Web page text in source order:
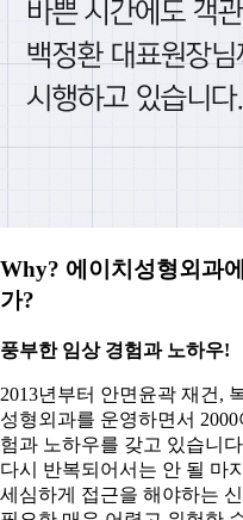
Why? 에이치성형외과
가?
풍부한 임상 경험과 노하우!
2013년부터 안면윤곽 재건,
성형외과를 운영하면서
험과 노하우를 갖고 있습니
다시 반복되어서는 안 될 마
세심하게 접근을 해야하는